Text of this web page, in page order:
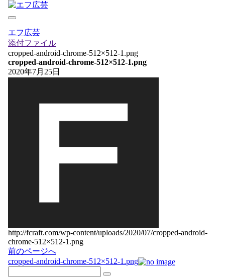
エフ広芸
添付ファイル
cropped-android-chrome-512×512-1.png
cropped-android-chrome-512×512-1.png
2020年7月25日
http://fcraft.com/wp-content/uploads/2020/07/cropped-android-
chrome-512×512-1.png
投
稿
前のページへ
cropped-android-chrome-512×512-1.png